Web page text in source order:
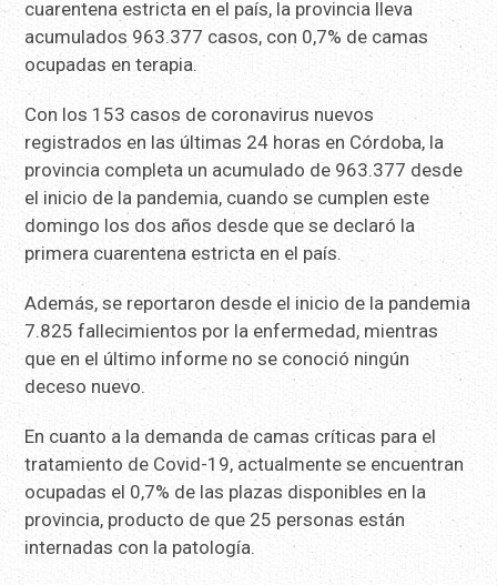
cuarentena estricta en el país, la provincia lleva
acumulados 963.377 casos, con 0,7% de camas
ocupadas en terapia.
Con los 153 casos de coronavirus nuevos
registrados en las últimas 24 horas en Córdoba, la
provincia completa un acumulado de 963.377 desde
el inicio de la pandemia, cuando se cumplen este
domingo los dos años desde que se declaró la
primera cuarentena estricta en el país.
Además, se reportaron desde el inicio de la pandemia
7.825 fallecimientos por la enfermedad, mientras
que en el último informe no se conoció ningún
deceso nuevo.
En cuanto a la demanda de camas críticas para el
tratamiento de Covid-19, actualmente se encuentran
ocupadas el 0,7% de las plazas disponibles en la
provincia, producto de que 25 personas están
internadas con la patología.